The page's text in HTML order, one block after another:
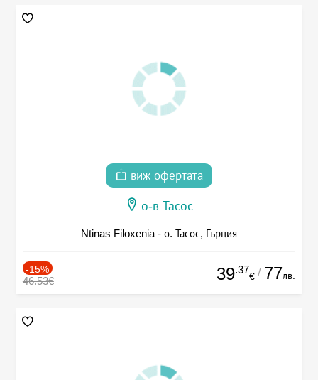
виж офертата
о-в Тасос
Ntinas Filoxenia - о. Тасос, Гърция
-15%
46.53€ 39.37
€ / 77лв.